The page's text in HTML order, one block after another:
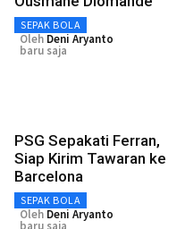
SEPAK BOLA
Oleh Deni Aryanto
baru saja
PSG Sepakati Ferran,
Siap Kirim Tawaran ke
Barcelona
SEPAK BOLA
Oleh Deni Aryanto